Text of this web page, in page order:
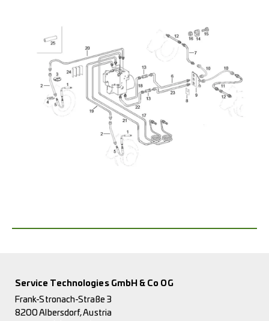
Service Technologies GmbH & Co OG
Frank-Stronach-Straße 3
8200 Albersdorf, Austria